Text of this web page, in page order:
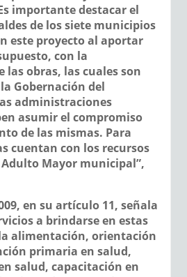
importante destacar el
de los siete municipios
este proyecto al aportar
con la
las obras, las cuales son
Gobernación del
administraciones
asumir el compromiso
de las mismas. Para
cuentan con los recursos
Mayor municipal”,
en su artículo 11, señala
a brindarse en estas
alimentación, orientación
primaria en salud,
salud, capacitación en